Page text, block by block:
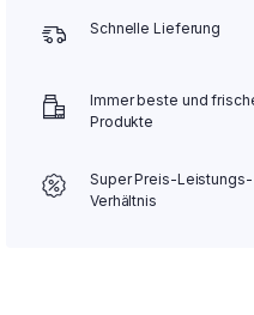
Schnelle Lieferung
Immer beste und
Produkte
Super Preis-Leistungs-
Verhältnis